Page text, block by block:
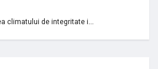
climatului de integritate i...